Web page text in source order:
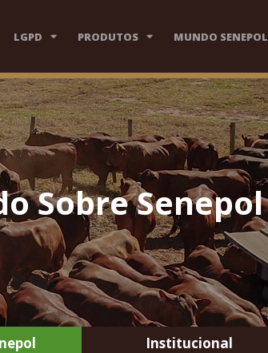
LGPD PRODUTOS MUNDO SENEPOL
Sobre Senepol
Institucional